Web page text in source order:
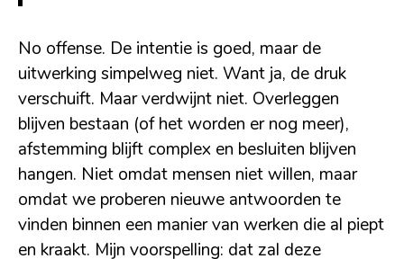
No offense. De intentie is goed, maar de
uitwerking simpelweg niet. Want ja, de druk
verschuift. Maar verdwijnt niet. Overleggen
blijven bestaan (of het worden er nog meer),
afstemming blijft complex en besluiten blijven
hangen. Niet omdat mensen niet willen, maar
omdat we proberen nieuwe antwoorden te
vinden binnen een manier van werken die al piept
en kraakt. Mijn voorspelling: dat zal deze